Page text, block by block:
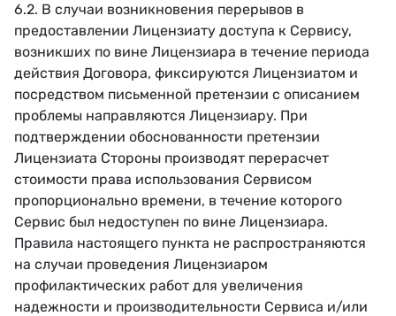
6.2. В случаи возникновения перерывов в
предоставлении Лицензиату доступа к Сервису,
возникших по вине Лицензиара в течение периода
действия Договора, фиксируются Лицензиатом и
посредством письменной претензии с описанием
проблемы направляются Лицензиару. При
подтверждении обоснованности претензии
Лицензиата Стороны производят перерасчет
стоимости права использования Сервисом
пропорционально времени, в течение которого
Сервис был недоступен по вине Лицензиара.
Правила настоящего пункта не распространяются
на случаи проведения Лицензиаром
профилактических работ для увеличения
надежности и производительности Сервиса и/или